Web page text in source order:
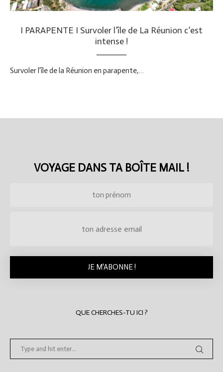
I PARAPENTE I Survoler l’île de La Réunion c’est
intense !
Survoler l’île de la Réunion en parapente,…
VOYAGE DANS TA BOÎTE MAIL !
QUE CHERCHES-TU ICI ?